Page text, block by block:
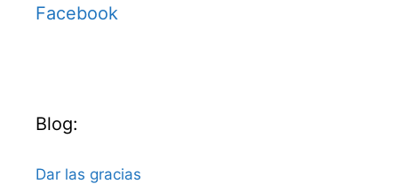
Facebook
Blog:
Dar las gracias